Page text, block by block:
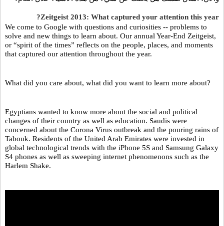
Zeitgeist 2013: What captured your attention this year?
We come to Google with questions and curiosities -- problems to
solve and new things to learn about. Our annual Year-End Zeitgeist,
or “spirit of the times” reflects on the people, places, and moments
that captured our attention throughout the year.
What did you care about, what did you want to learn more about?
Egyptians wanted to know more about the social and political
changes of their country as well as education. Saudis were
concerned about the Corona Virus outbreak and the pouring rains of
Tabouk. Residents of the United Arab Emirates were invested in
global technological trends with the iPhone 5S and Samsung Galaxy
S4 phones as well as sweeping internet phenomenons such as the
Harlem Shake.